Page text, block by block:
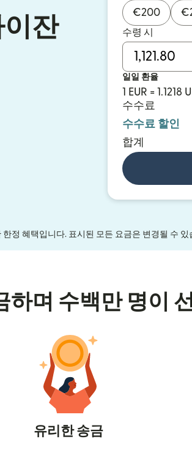
잔
€200 €
수령 시
일일 환율
1 EUR = 1.1218
수수료
수수료 할인
합계
정 혜택입니다. 표시된 모든 요금은 변경될 수
하며 수백만 명이
유리한 송금